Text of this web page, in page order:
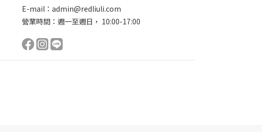
E-mail：admin@redliuli.com
營業時間：週一至週日， 10:00-17:00